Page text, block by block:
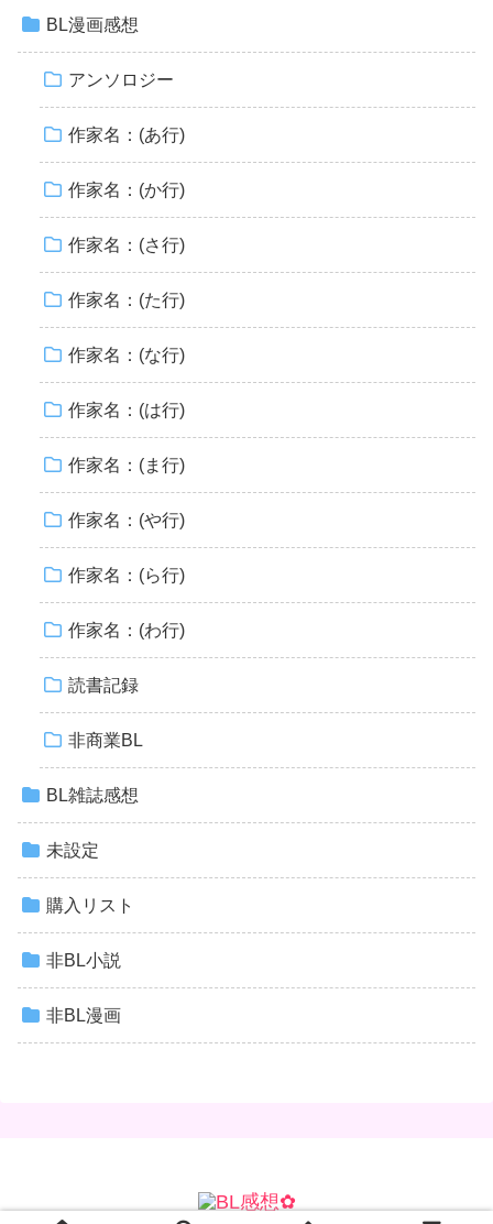
BL漫画感想
アンソロジー
作家名：(あ行)
作家名：(か行)
作家名：(さ行)
作家名：(た行)
作家名：(な行)
作家名：(は行)
作家名：(ま行)
作家名：(や行)
作家名：(ら行)
作家名：(わ行)
読書記録
非商業BL
BL雑誌感想
未設定
購入リスト
非BL小説
非BL漫画